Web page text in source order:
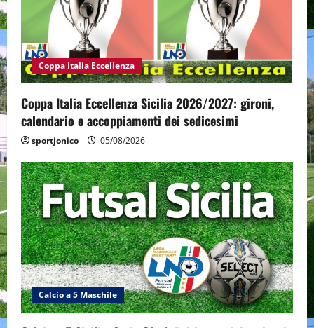
Coppa Italia Eccellenza
Coppa Italia Eccellenza Sicilia 2026/2027: gironi,
calendario e accoppiamenti dei sedicesimi
sportjonico 05/08/2026
Calcio a 5 Maschile